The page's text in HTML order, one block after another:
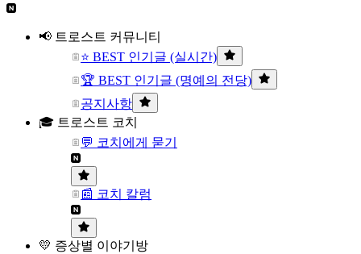
📢 트로스트 커뮤니티
⭐ BEST 인기글 (실시간)
🏆 BEST 인기글 (명예의 전당)
공지사항
🎓 트로스트 코치
💬 코치에게 묻기
📰 코치 칼럼
💛 증상별 이야기방